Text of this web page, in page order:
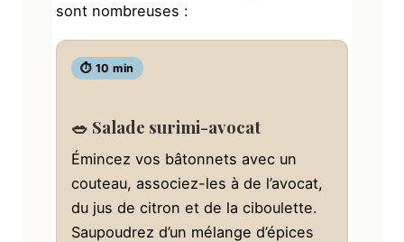
sont nombreuses :
⏱ 10 min
🥗 Salade surimi-avocat
Émincez vos bâtonnets avec un
couteau, associez-les à de l’avocat,
du jus de citron et de la ciboulette.
Saupoudrez d’un mélange d’épices